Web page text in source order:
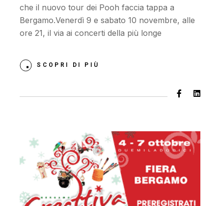
che il nuovo tour dei Pooh faccia tappa a
Bergamo.Venerdì 9 e sabato 10 novembre, alle
ore 21, il via ai concerti della più longe
SCOPRI DI PIÙ